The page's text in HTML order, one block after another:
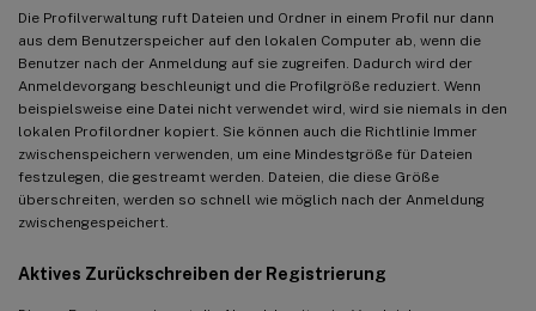
Die Profilverwaltung ruft Dateien und Ordner in einem Profil nur dann
aus dem Benutzerspeicher auf den lokalen Computer ab, wenn die
Benutzer nach der Anmeldung auf sie zugreifen. Dadurch wird der
Anmeldevorgang beschleunigt und die Profilgröße reduziert. Wenn
beispielsweise eine Datei nicht verwendet wird, wird sie niemals in den
lokalen Profilordner kopiert. Sie können auch die Richtlinie Immer
zwischenspeichern verwenden, um eine Mindestgröße für Dateien
festzulegen, die gestreamt werden. Dateien, die diese Größe
überschreiten, werden so schnell wie möglich nach der Anmeldung
zwischengespeichert.
Aktives Zurückschreiben der Registrierung